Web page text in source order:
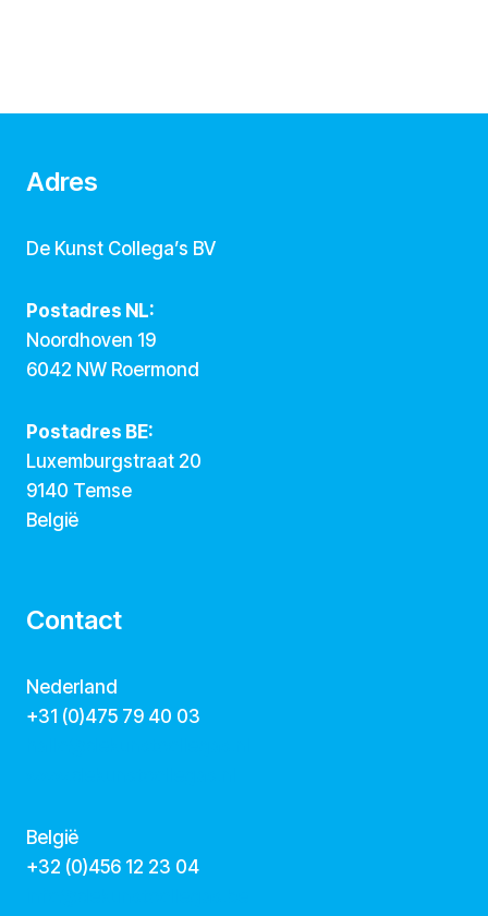
Adres
De Kunst Collega’s BV
Postadres NL:
Noordhoven 19
6042 NW Roermond
Postadres BE:
Luxemburgstraat 20
9140 Temse
België
Contact
Nederland
+31 (0)475 79 40 03
België
‭+32 (0)456 12 23 04‬